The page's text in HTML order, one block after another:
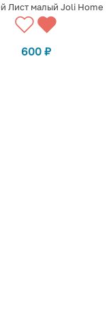
Лист малый Joli Home
600 ₽